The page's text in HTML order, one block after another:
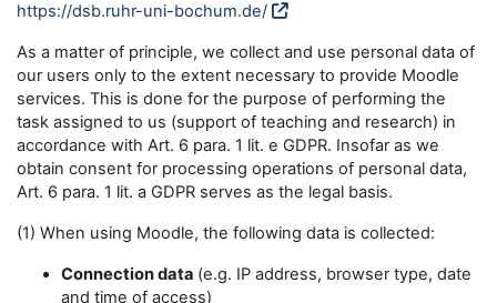
https://dsb.ruhr-uni-bochum.de/
As a matter of principle, we collect and use personal data of
our users only to the extent necessary to provide Moodle
services. This is done for the purpose of performing the
task assigned to us (support of teaching and research) in
accordance with Art. 6 para. 1 lit. e GDPR. Insofar as we
obtain consent for processing operations of personal data,
Art. 6 para. 1 lit. a GDPR serves as the legal basis.
(1) When using Moodle, the following data is collected:
Connection data (e.g. IP address, browser type, date
and time of access)